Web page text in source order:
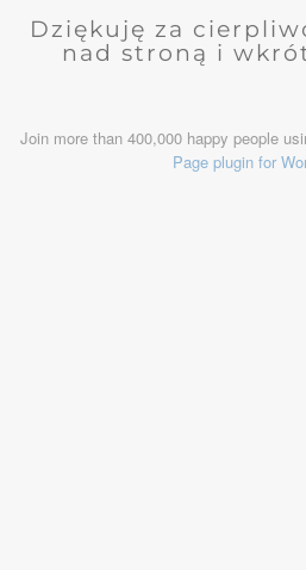
Dziękuję za
nad stroną i
Join more than 400,000 happy people
Page plugin for